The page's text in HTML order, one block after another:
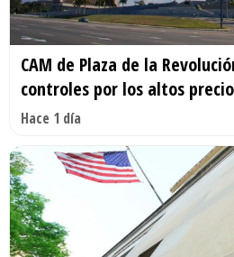
CAM de Plaza de la
controles por los altos
Hace 1 día